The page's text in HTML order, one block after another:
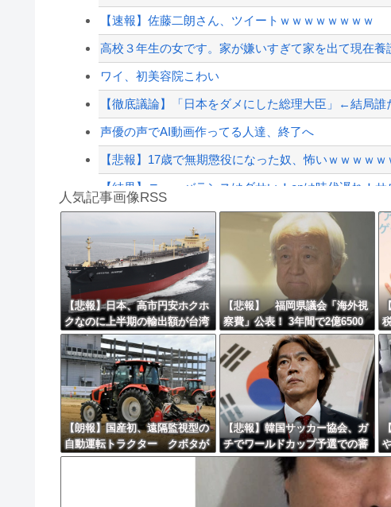
秋田県職員さん、会見をバスローブ＆喫煙スタイルで
【これは重い】江口寿史さん「自分の絵ごと、このジ
【芸能】元EXILE・黒木啓司、妻・宮崎麗果被告へ
【配信者】「金バエ」のSNS更新が1週間途絶え、様
【緊急速報】NYで警官が黒人男性の首を絞め、暴動第
【速報】佐藤二朗さん、ツイートｗｗｗｗｗｗｗｗ
高校３年生の女です。家が嫌いすぎて家を出て現在養
ワイ、初美容院こわい
【徹底議論】「日本をダメにした総理大臣」←結局誰
声優の声でAI動画作ってる人達、終了へ
【悲報】17歳で無期懲役になった奴、怖いｗｗｗｗ
【結果】ニューバランスはダサい！onは時代遅れ！
【動画】逃げる判断はやっ！埼玉でスマホ運転のプ
実況「金メダルをとった萩野には俺さんへの挑戦権
8/4のニュース
日本旅行キャンセルすべきか…1万年ぶり史上最大級
更新中止のお知らせ
海外「おめでとうタキ！」リヴァプール南野がバース
人気記事画像RSS
【悲報】日本、高市円安ホクホ
クなのに上半期の輸出額が台湾
と韓国に抜かれる・・・
【悲報】 福岡県議会「海外視
察費」公表！ 3年間で2億6500
万円ｗｗｗｗｗｗｗｗｗ
【朗報】国産初、遠隔監視型の
自動運転トラクター クボタが
来春に発売！！！
【悲報】韓国サッカー協会、ガ
チでワールドカップ予選での審
判への性接待がバレ大炎上大騒
ぎにｗｗｗｗｗｗｗｗ